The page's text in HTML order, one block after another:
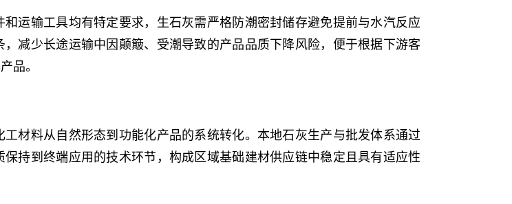
运输工具均有特定要求，生石灰需严格防潮密封储存避免提前与水汽反应
减少长途运输中因颠簸、受潮导致的产品品质下降风险，便于根据下游客
品。
材料从自然形态到功能化产品的系统转化。本地石灰生产与批发体系通过
持到终端应用的技术环节，构成区域基础建材供应链中稳定且具有适应性